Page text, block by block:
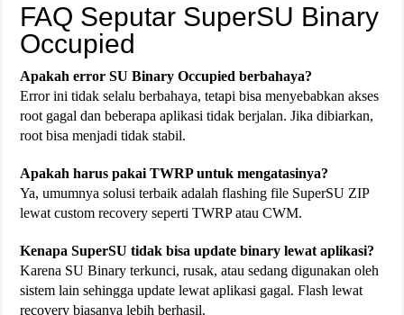
FAQ Seputar SuperSU Binary
Occupied
Apakah error SU Binary Occupied berbahaya?
Error ini tidak selalu berbahaya, tetapi bisa menyebabkan akses
root gagal dan beberapa aplikasi tidak berjalan. Jika dibiarkan,
root bisa menjadi tidak stabil.
Apakah harus pakai TWRP untuk mengatasinya?
Ya, umumnya solusi terbaik adalah flashing file SuperSU ZIP
lewat custom recovery seperti TWRP atau CWM.
Kenapa SuperSU tidak bisa update binary lewat aplikasi?
Karena SU Binary terkunci, rusak, atau sedang digunakan oleh
sistem lain sehingga update lewat aplikasi gagal. Flash lewat
recovery biasanya lebih berhasil.